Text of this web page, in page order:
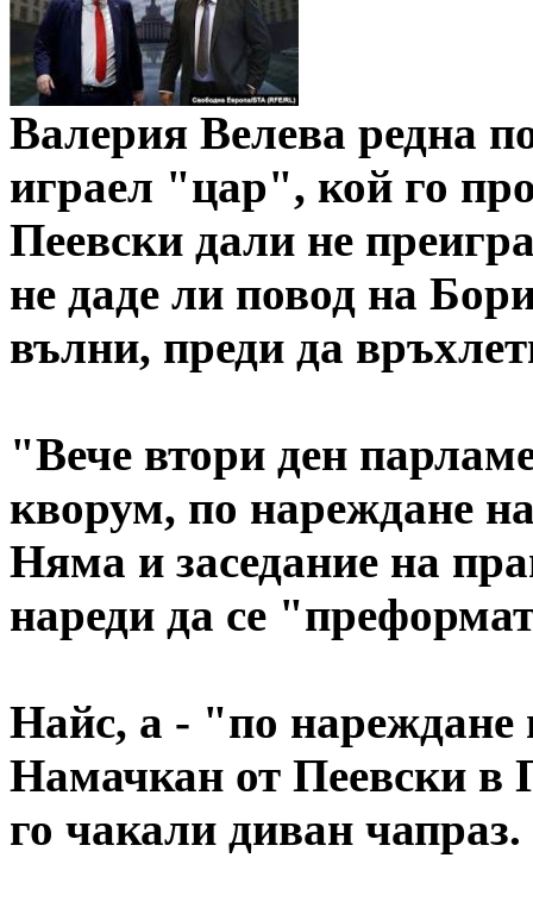
Валерия Велева редна
играел "цар", кой го
Пеевски дали не
не даде ли повод на
вълни, преди да
"Вече втори ден
кворум, по нареждане
Няма и заседание на
нареди да се
Найс, а - "по
Намачкан от Пеевски в
го чакали диван